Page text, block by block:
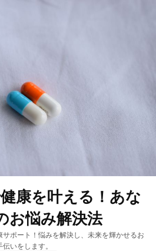
康を叶える！あな
お悩み解決法
ポート！悩みを解決し、未来を輝かせるお
伝いをします。